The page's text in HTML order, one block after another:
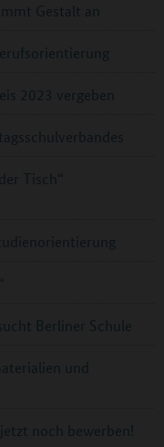
Gestalt an
2023 vergeben
Tisch“
Berliner Schule
und
noch bewerben!